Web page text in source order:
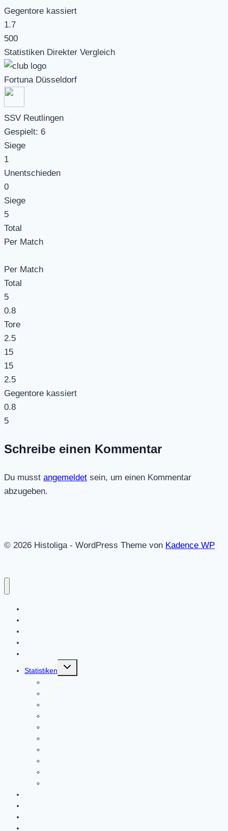
Gegentore kassiert
1.7
500
Statistiken Direkter Vergleich
Fortuna Düsseldorf
SSV Reutlingen
Gespielt: 6
Siege
1
Unentschieden
0
Siege
5
Total
Per Match
Per Match
Total
5
0.8
Tore
2.5
15
15
2.5
Gegentore kassiert
0.8
5
Schreibe einen Kommentar
Du musst angemeldet sein, um einen Kommentar
abzugeben.
© 2026 Histoliga - WordPress Theme von Kadence WP
Statistiken
Untermenü
umschalten